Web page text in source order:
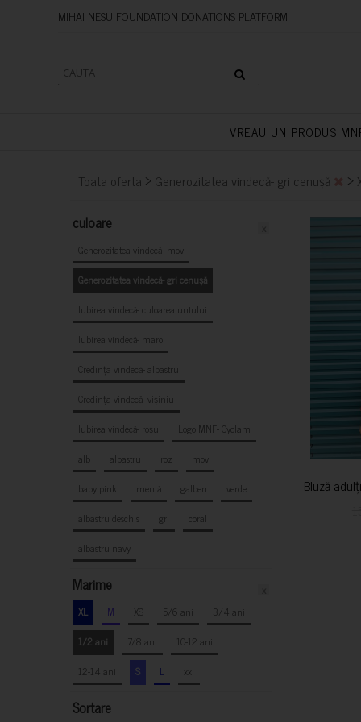
MIHAI NESU FOUNDATION
VREAU UN PRODUS
Toata oferta > Generozitatea vindecă- gri cenușă >
culoare
Generozitatea vindecă- mov
Generozitatea vindecă- gri cenușă
Iubirea vindecă- culoarea untului
Iubirea vindecă- maro
Credința vindecă- albastru
Credința vindecă- vișiniu
Iubirea vindecă- roșu
Logo MNF- Cyclam
alb
albastru roz
mov
baby pink
mentă galben
verde
albastru deschis
gri
coral
albastru navy
Marime
XL M XS 5/6 ani
3/4 ani
1/2 ani
7/8 ani
10-12 ani
12-14 ani
S L xxl
Sortare
Bluză